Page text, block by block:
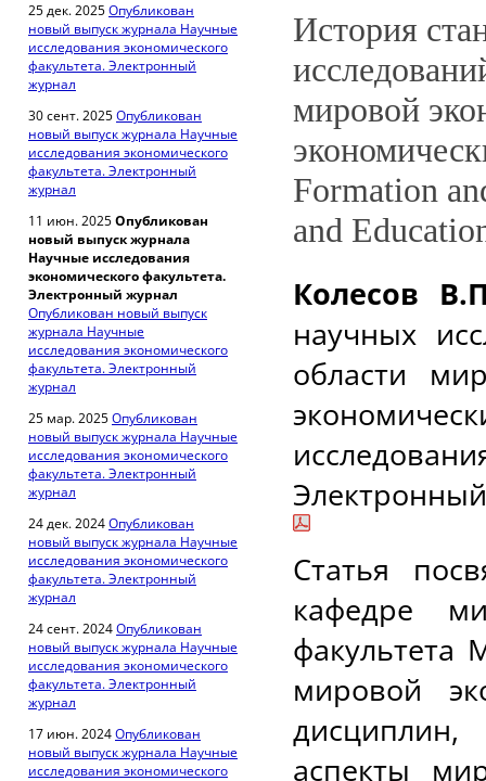
25 дек. 2025Опубликован
новый выпуск журнала Научные
исследования экономического
факультета. Электронный
журнал
30 сент. 2025Опубликован
новый выпуск журнала Научные
исследования экономического
факультета. Электронный
журнал
11 июн. 2025Опубликован
новый выпуск журнала
Научные исследования
экономического факультета.
Электронный журнал
Опубликован новый выпуск
журнала Научные
исследования экономического
факультета. Электронный
журнал
25 мар. 2025Опубликован
новый выпуск журнала Научные
исследования экономического
факультета. Электронный
журнал
24 дек. 2024Опубликован
новый выпуск журнала Научные
исследования экономического
факультета. Электронный
журнал
24 сент. 2024Опубликован
новый выпуск журнала Научные
исследования экономического
факультета. Электронный
журнал
17 июн. 2024Опубликован
новый выпуск журнала Научные
исследования экономического
История
мировой
Formation
and
Колесов
научных
области
Статья
кафедре
факультета
мировой
аспекты